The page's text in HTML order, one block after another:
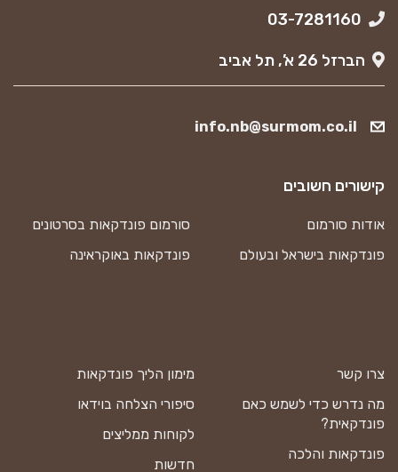
הברזל 26 א’, תל אביב
info.nb@surmom.co.il
צרו קשר
מה נדרש כדי לשמש כאם
פונדקאית?
פונדקאות והלכה
מימון הליך פונדקאות
סיפורי הצלחה בוידאו
לקוחות ממליצים
חדשות
קישורים חשובים
אודות סורמום
סורמום פונדקאות בסרטונים
פונדקאות בישראל ובעולם
פונדקאות באוקראינה